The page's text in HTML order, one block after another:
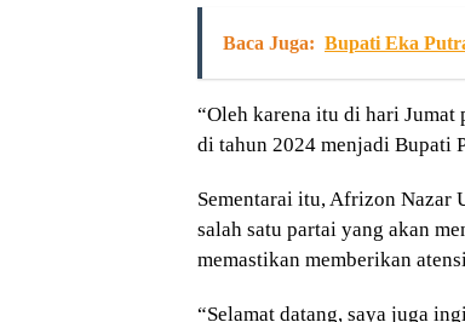
Baca Juga: Bupati Eka
“Oleh karena itu di hari
di tahun 2024 menjadi Bupati
Sementarai itu, Afrizon Nazar
salah satu partai yang akan
memastikan memberikan
“Selamat datang, saya juga